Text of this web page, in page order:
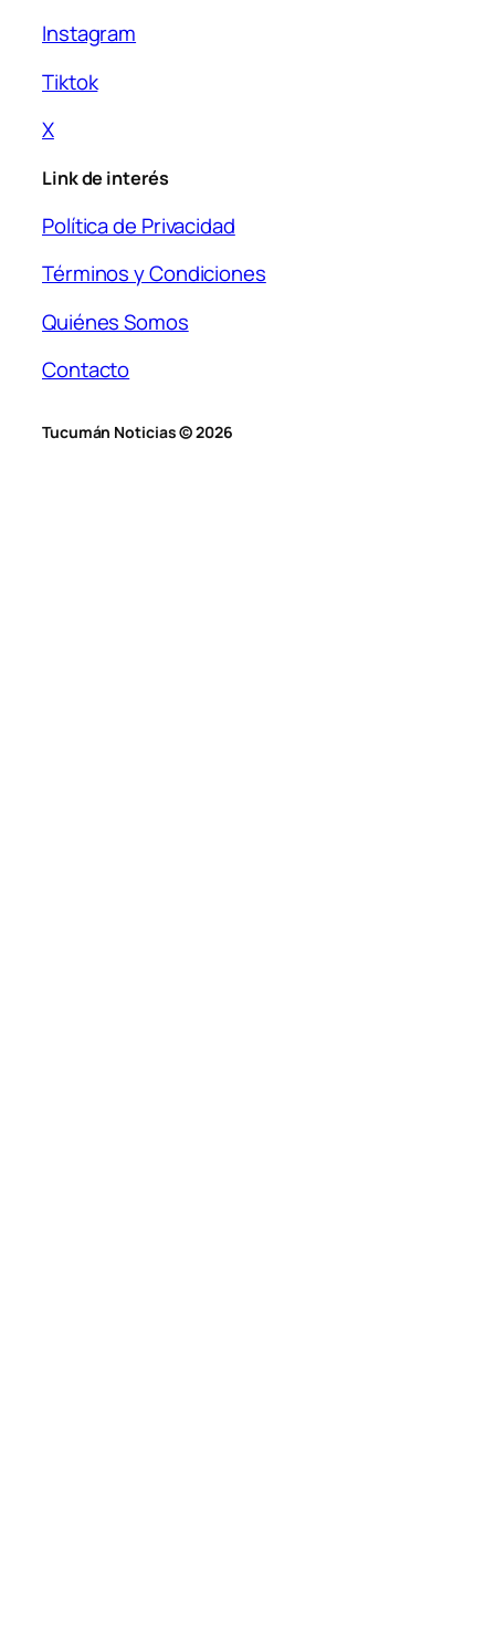
Instagram
Tiktok
X
Link de interés
Política de Privacidad
Términos y Condiciones
Quiénes Somos
Contacto
Tucumán Noticias © 2026